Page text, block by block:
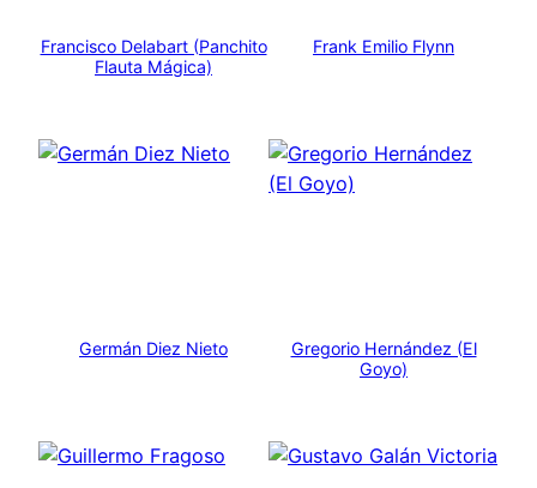
Francisco Delabart (Panchito
Flauta Mágica)
Frank Emilio Flynn
Germán Diez Nieto
Gregorio Hernández (El
Goyo)